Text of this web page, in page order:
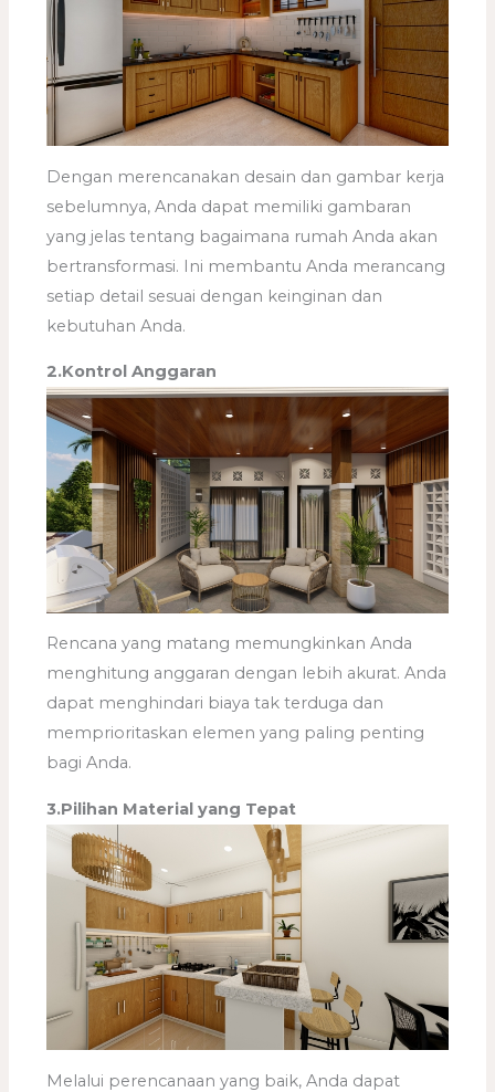
Dengan merencanakan desain dan gambar kerja
sebelumnya, Anda dapat memiliki gambaran
yang jelas tentang bagaimana rumah Anda akan
bertransformasi. Ini membantu Anda merancang
setiap detail sesuai dengan keinginan dan
kebutuhan Anda.
2.Kontrol Anggaran
Rencana yang matang memungkinkan Anda
menghitung anggaran dengan lebih akurat. Anda
dapat menghindari biaya tak terduga dan
memprioritaskan elemen yang paling penting
bagi Anda.
3.Pilihan Material yang Tepat
Melalui perencanaan yang baik, Anda dapat